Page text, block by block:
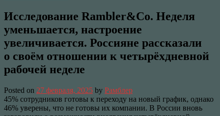
Исследование Rambler&Co. Неделя
уменьшается, настроение
увеличивается. Россияне рассказали
о своём отношении к четырёхдневной
рабочей неделе
Posted on 27 февраля, 2025 by Рамблер
45% сотрудников готовы к переходу на новый график, однако
46% уверены, что не готовы их компании. В России вновь